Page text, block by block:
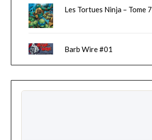
Les Tortues Ninja – Tome 7
Barb Wire #01